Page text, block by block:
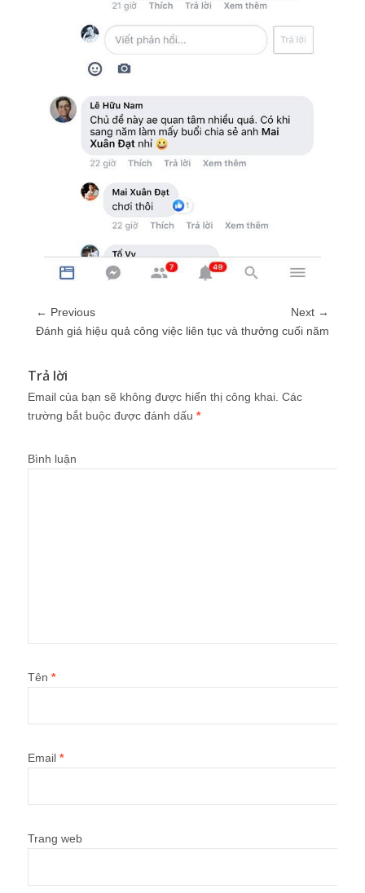
← Previous
Next →
Đánh giá hiệu quả công việc liên tục và thưởng cuối năm
Trả lời
Email của bạn sẽ không được hiển thị công khai. Các
trường bắt buộc được đánh dấu *
Bình luận
Tên *
Email *
Trang web